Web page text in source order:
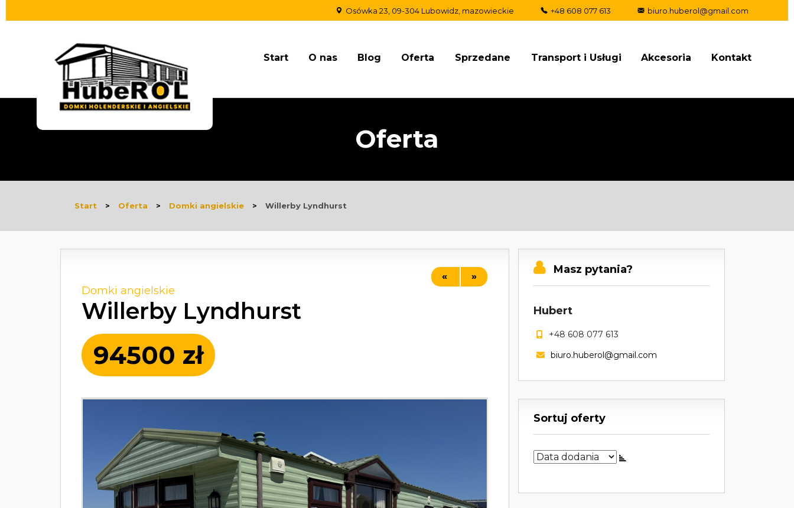
Osówka 23, 09-304 Lubowidz, mazowieckie +48 608 077 613 biuro.huberol@gmail.com
Start O nas Blog Oferta Sprzedane Transport i Usługi Akcesoria Kontakt
Oferta
Start > Oferta > Domki angielskie > Willerby Lyndhurst
« »
Domki angielskie
Willerby Lyndhurst
94500 zł
Masz pytania?
Hubert
+48 608 077 613
biuro.huberol@gmail.com
Sortuj oferty